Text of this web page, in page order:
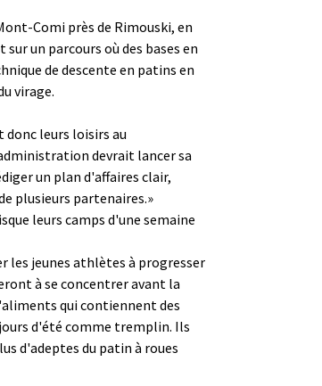
Comi près de Rimouski, en
un parcours où des bases en
de descente en patins en
virage.
leurs loisirs au
devrait lancer sa
un plan d'affaires clair,
plusieurs partenaires.»
leurs camps d'une semaine
les jeunes athlètes à progresser
à se concentrer avant la
qui contiennent des
d'été comme tremplin. Ils
d'adeptes du patin à roues